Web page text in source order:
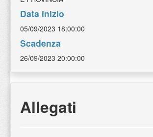
Data inizio
05/09/2023 18:00:00
Scadenza
26/09/2023 20:00:00
Allegati